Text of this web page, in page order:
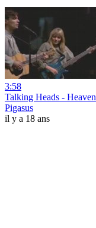
3:58
Talking Heads - Heaven
Pigasus
il y a 18 ans